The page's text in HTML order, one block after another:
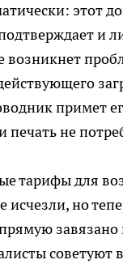
этот
и
возникнет
примет
печать не
тарифы для
исчезли, но
завязано
советуют